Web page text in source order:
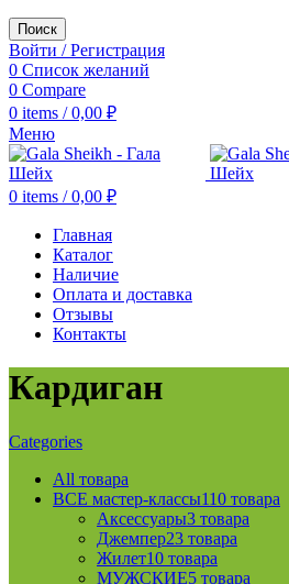
Поиск
Войти / Регистрация
0 Список желаний
0 Compare
0 items / 0,00 ₽
Меню
0 items / 0,00 ₽
Главная
Каталог
Наличие
Оплата и доставка
Отзывы
Контакты
Кардиган
Categories
All товара
ВСЕ мастер-классы110 товара
Аксессуары3 товара
Джемпер23 товара
Жилет10 товара
МУЖСКИЕ5 товара